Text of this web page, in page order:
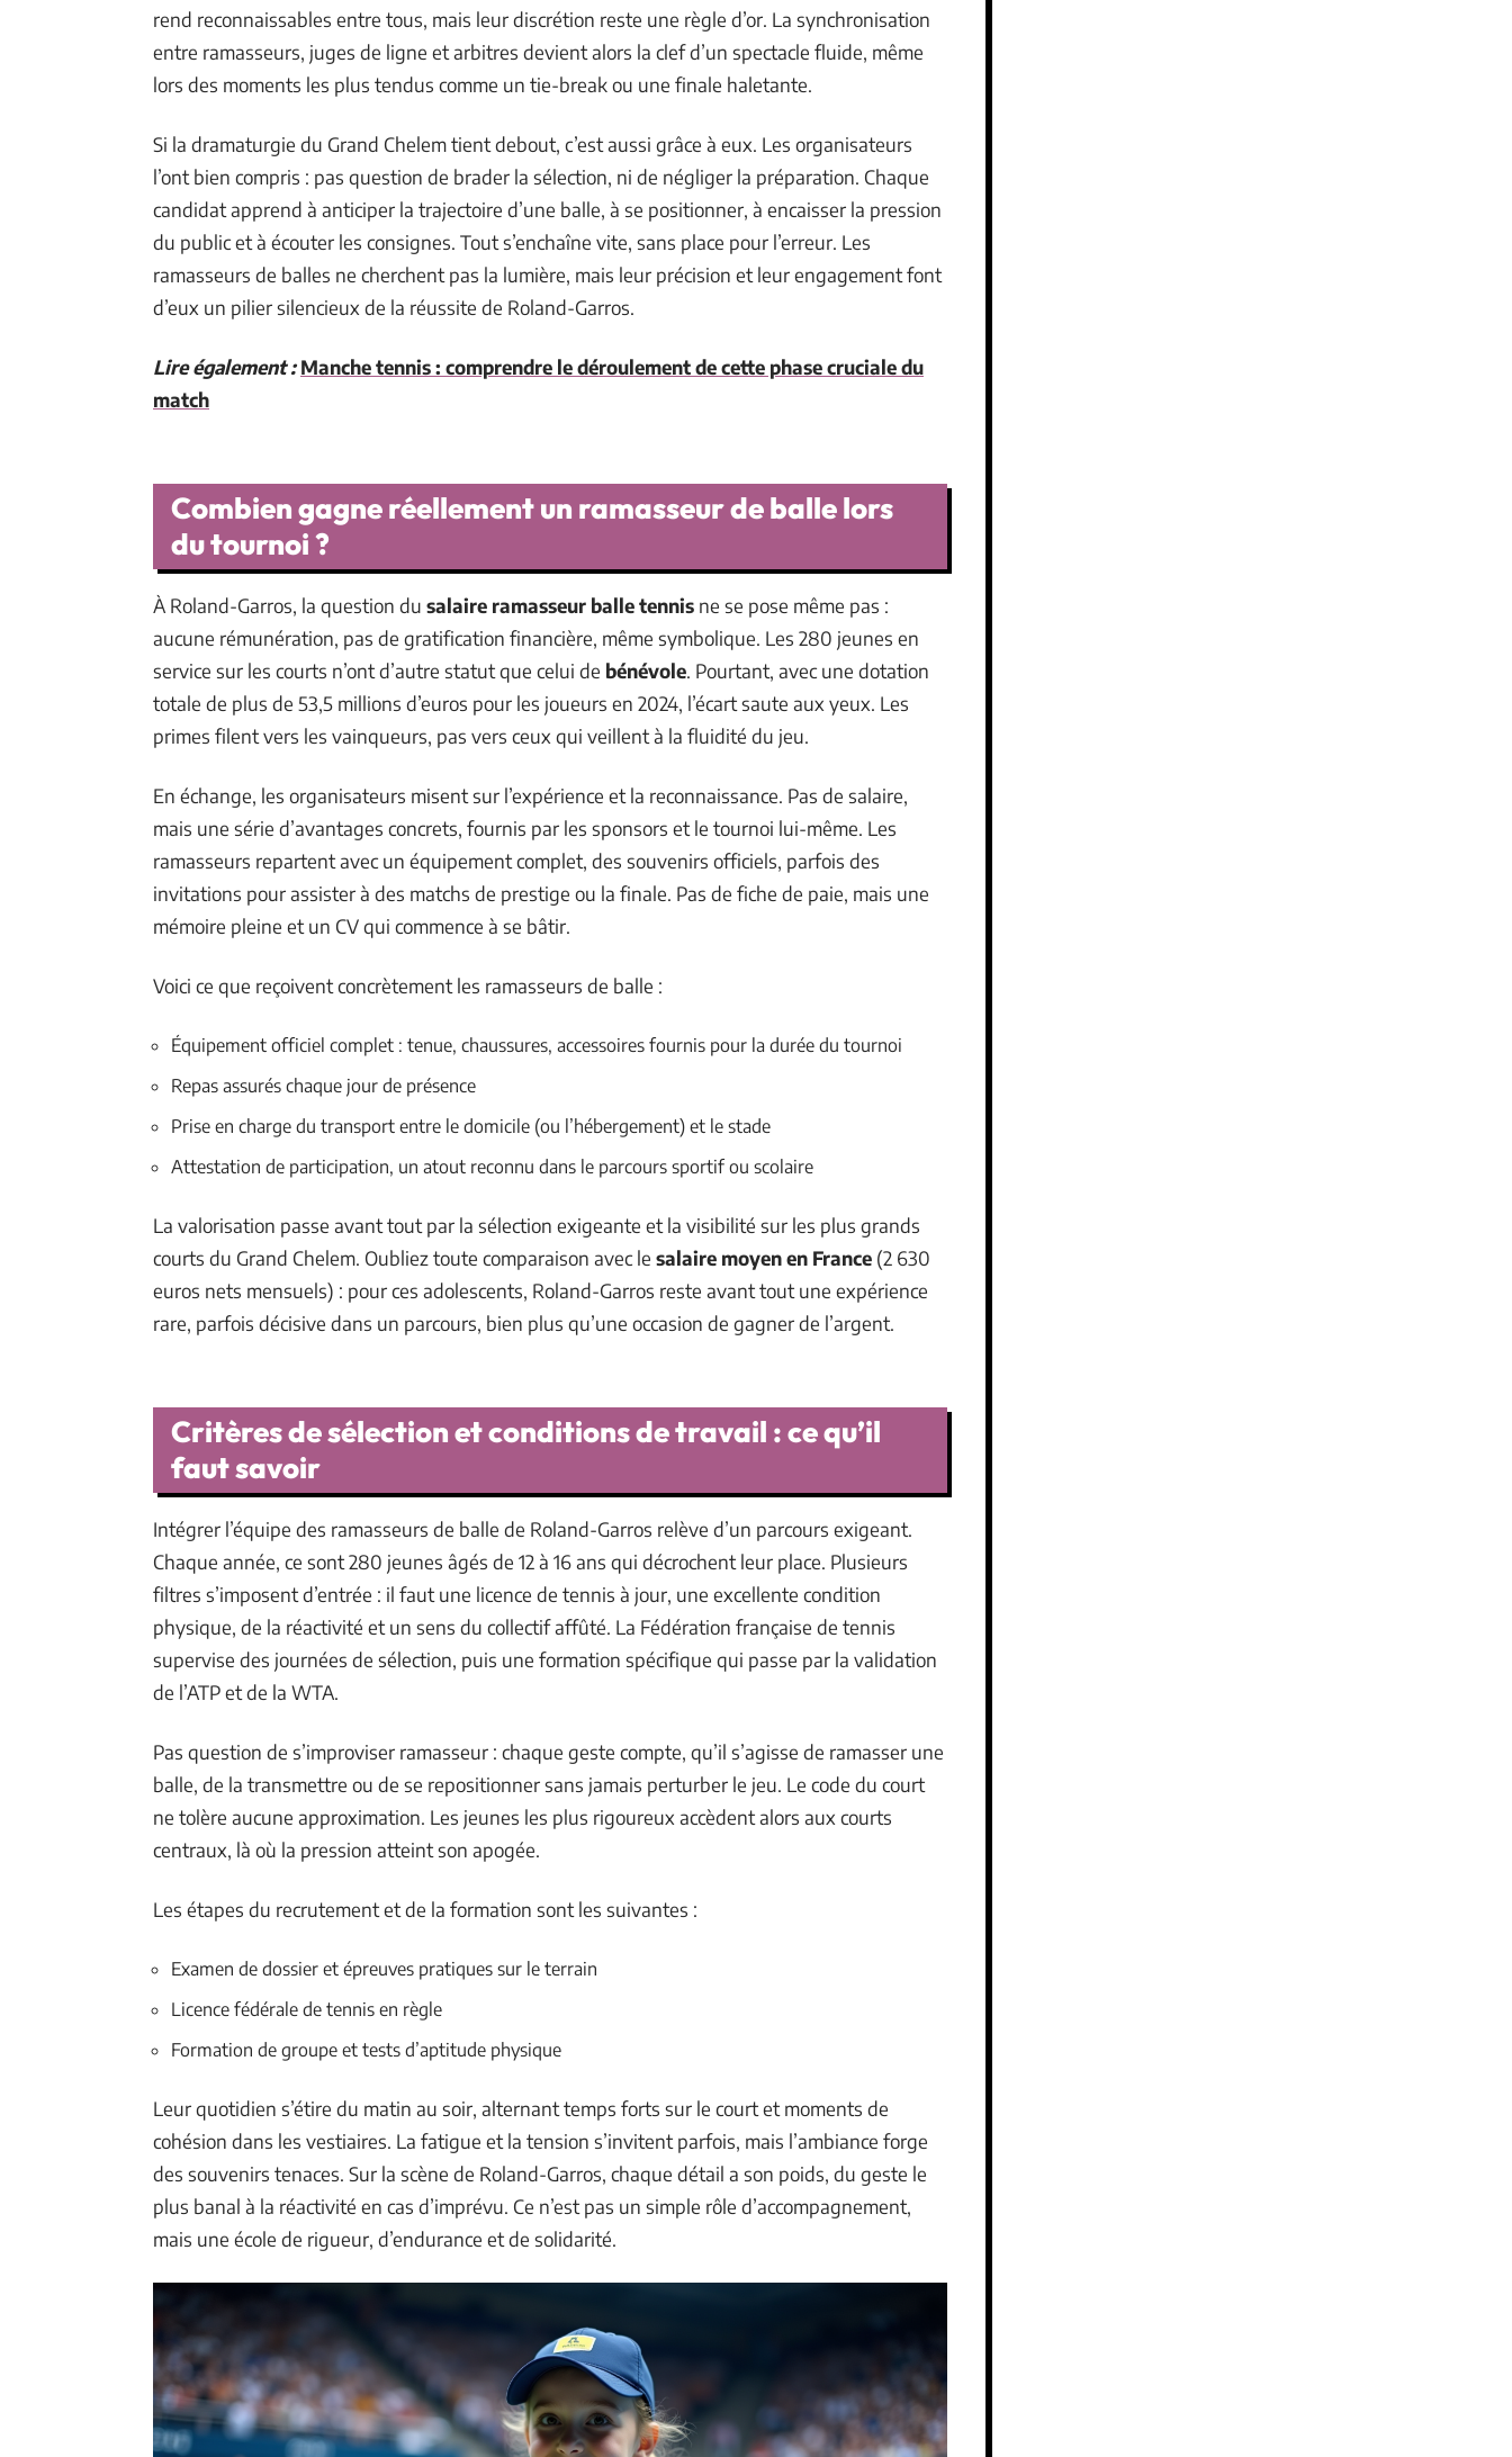
rend reconnaissables entre tous, mais leur discrétion reste une règle d’or. La synchronisation
entre ramasseurs, juges de ligne et arbitres devient alors la clef d’un spectacle fluide, même
lors des moments les plus tendus comme un tie-break ou une finale haletante.
Si la dramaturgie du Grand Chelem tient debout, c’est aussi grâce à eux. Les organisateurs
l’ont bien compris : pas question de brader la sélection, ni de négliger la préparation. Chaque
candidat apprend à anticiper la trajectoire d’une balle, à se positionner, à encaisser la pression
du public et à écouter les consignes. Tout s’enchaîne vite, sans place pour l’erreur. Les
ramasseurs de balles ne cherchent pas la lumière, mais leur précision et leur engagement font
d’eux un pilier silencieux de la réussite de Roland-Garros.
Lire également : Manche tennis : comprendre le déroulement de cette phase cruciale du
match
Combien gagne réellement un ramasseur de balle lors
du tournoi ?
À Roland-Garros, la question du salaire ramasseur balle tennis ne se pose même pas :
aucune rémunération, pas de gratification financière, même symbolique. Les 280 jeunes en
service sur les courts n’ont d’autre statut que celui de bénévole. Pourtant, avec une dotation
totale de plus de 53,5 millions d’euros pour les joueurs en 2024, l’écart saute aux yeux. Les
primes filent vers les vainqueurs, pas vers ceux qui veillent à la fluidité du jeu.
En échange, les organisateurs misent sur l’expérience et la reconnaissance. Pas de salaire,
mais une série d’avantages concrets, fournis par les sponsors et le tournoi lui-même. Les
ramasseurs repartent avec un équipement complet, des souvenirs officiels, parfois des
invitations pour assister à des matchs de prestige ou la finale. Pas de fiche de paie, mais une
mémoire pleine et un CV qui commence à se bâtir.
Voici ce que reçoivent concrètement les ramasseurs de balle :
Équipement officiel complet : tenue, chaussures, accessoires fournis pour la durée du tournoi
Repas assurés chaque jour de présence
Prise en charge du transport entre le domicile (ou l’hébergement) et le stade
Attestation de participation, un atout reconnu dans le parcours sportif ou scolaire
La valorisation passe avant tout par la sélection exigeante et la visibilité sur les plus grands
courts du Grand Chelem. Oubliez toute comparaison avec le salaire moyen en France (2 630
euros nets mensuels) : pour ces adolescents, Roland-Garros reste avant tout une expérience
rare, parfois décisive dans un parcours, bien plus qu’une occasion de gagner de l’argent.
Critères de sélection et conditions de travail : ce qu’il
faut savoir
Intégrer l’équipe des ramasseurs de balle de Roland-Garros relève d’un parcours exigeant.
Chaque année, ce sont 280 jeunes âgés de 12 à 16 ans qui décrochent leur place. Plusieurs
filtres s’imposent d’entrée : il faut une licence de tennis à jour, une excellente condition
physique, de la réactivité et un sens du collectif affûté. La Fédération française de tennis
supervise des journées de sélection, puis une formation spécifique qui passe par la validation
de l’ATP et de la WTA.
Pas question de s’improviser ramasseur : chaque geste compte, qu’il s’agisse de ramasser une
balle, de la transmettre ou de se repositionner sans jamais perturber le jeu. Le code du court
ne tolère aucune approximation. Les jeunes les plus rigoureux accèdent alors aux courts
centraux, là où la pression atteint son apogée.
Les étapes du recrutement et de la formation sont les suivantes :
Examen de dossier et épreuves pratiques sur le terrain
Licence fédérale de tennis en règle
Formation de groupe et tests d’aptitude physique
Leur quotidien s’étire du matin au soir, alternant temps forts sur le court et moments de
cohésion dans les vestiaires. La fatigue et la tension s’invitent parfois, mais l’ambiance forge
des souvenirs tenaces. Sur la scène de Roland-Garros, chaque détail a son poids, du geste le
plus banal à la réactivité en cas d’imprévu. Ce n’est pas un simple rôle d’accompagnement,
mais une école de rigueur, d’endurance et de solidarité.